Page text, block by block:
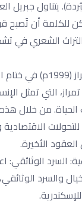
يتناول جبريل
للكلمة أن تُصبح
التراث الشعري في
الجزء الرابع: علي
التي تمثل
من خلال
الاقتصادية
الأخيرة.
السرد
والسرد